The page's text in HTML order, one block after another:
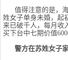
值得注意的是，
姓女子单身未婚，起
来已破千人，每月收
买下台中七期价值
警方在苏姓女子